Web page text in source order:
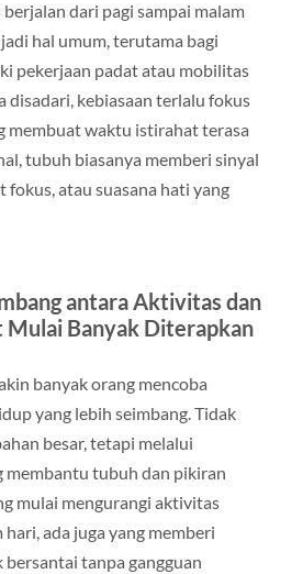
dari pagi sampai malam
hal umum, terutama bagi
pekerjaan padat atau mobilitas
disadari, kebiasaan terlalu fokus
membuat waktu istirahat terasa
tubuh biasanya memberi sinyal
fokus, atau suasana hati yang
antara Aktivitas dan
Banyak Diterapkan
banyak orang mencoba
yang lebih seimbang. Tidak
besar, tetapi melalui
membantu tubuh dan pikiran
mulai mengurangi aktivitas
ada juga yang memberi
tanpa gangguan